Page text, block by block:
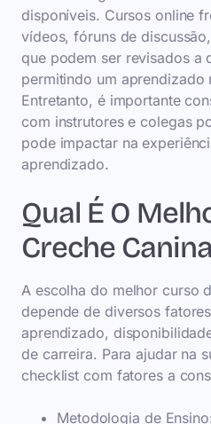
disponíveis. Cursos online
vídeos, fóruns de
que podem ser revisados a
permitindo um aprendizado
Entretanto, é importante
com instrutores e colegas
pode impactar na
aprendizado.
Qual É O
Creche
A escolha do melhor curso
depende de diversos
aprendizado,
de carreira. Para ajudar na
checklist com fatores a
Metodologia de